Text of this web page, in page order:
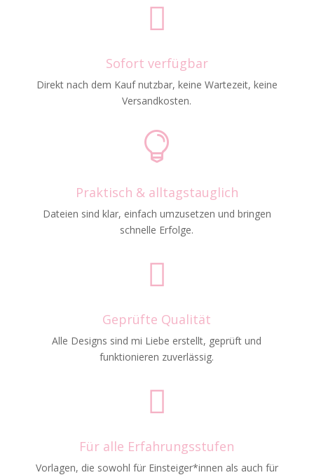

Sofort verfügbar
Direkt nach dem Kauf nutzbar, keine Wartezeit, keine
Versandkosten.

Praktisch & alltagstauglich
Dateien sind klar, einfach umzusetzen und bringen
schnelle Erfolge.

Geprüfte Qualität
Alle Designs sind mi Liebe erstellt, geprüft und
funktionieren zuverlässig.

Für alle Erfahrungsstufen
Vorlagen, die sowohl für Einsteiger*innen als auch für